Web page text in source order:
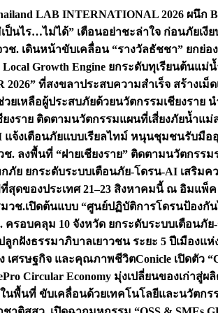
LAB INTERNATIONAL 2026 ผนึก
ป็นไร…ไม่ได้” เตือนอย่าชะล่าใจ ก่อนภัยเงีย
วช. เดินหน้าขับเคลื่อน “รางวัลธัชชา” ยกย่
Growth Engine ยกระดับทุเรียนต้นแ
2026” ที่สงขลาประสบความสำเร็จ สร้างเ
วยเหลือผู้ประสบภัยด้วยนวัตกรรมเชียงราย
ยงราย ติดตามนวัตกรรมแผนที่เสี่ยงภัยน้ำ
แจ้งเตือนภัยแบบเรียลไทม์ หนุนชุมชนรับมื
ช. ลงพื้นที่ “ฝายเชียงราย” ติดตามนวัตกร
ภัย ยกระดับระบบเตือนภัย-โดรน-AI เสริม
ดของประเทศ 21–23 สิงหาคมนี้ ณ อิมแพ็ค
วช.เปิดต้นแบบ “ศูนย์ปฏิบัติการโดรนป้องกั
ครอบคลุม 10 จังหวัด ยกระดับระบบเตือนภั
กฝังธรรมาภิบาลเยาวชน ระยะ 5 ปีเมืองแ
เศรษฐกิจ และคุณภาพชีวิตConicle เปิดตัว
Circular Economy มุ่งเปลี่ยนของเก่า
นพื้นที่ ขับเคลื่อนด้วยเทคโนโลยีและนวัตกร